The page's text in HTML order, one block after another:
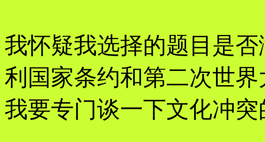
我怀疑我选择的题目是
利国家条约和第二次世
我要专门谈一下文化冲